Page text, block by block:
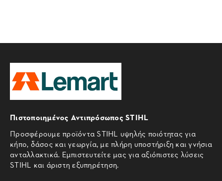
Πιστοποιημένος Αντιπρόσωπος STIHL
Προσφέρουμε προϊόντα STIHL υψηλής ποιότητας για
κήπο, δάσος και γεωργία, με πλήρη υποστήριξη και γνήσια
ανταλλακτικά. Εμπιστευτείτε μας για αξιόπιστες λύσεις
STIHL και άριστη εξυπηρέτηση.